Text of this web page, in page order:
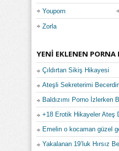
Youporn
Zorla
YENI EKLENEN PORNA
Çıldırtan Sikiş Hikayesi
Ateşli Sekreterimi
Baldızımı Porno İzlerken
+18 Erotik Hikayeler Ateş
Emelin o kocaman güzel
Yakalanan 19’luk Hırsız